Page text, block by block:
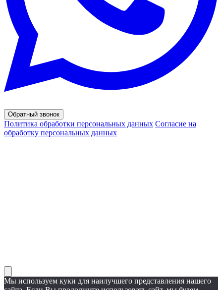
Обратный звонок
Политика обработки персональных данных Согласие на
обработку персональных данных
Мы используем куки для наилучшего представления нашего